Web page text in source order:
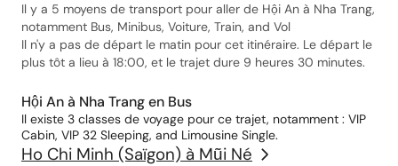
Il y a 5 moyens de transport pour aller de Hội An à Nha Trang,
notamment Bus, Minibus, Voiture, Train, and Vol
Il n'y a pas de départ le matin pour cet itinéraire. Le départ le
plus tôt a lieu à 18:00, et le trajet dure 9 heures 30 minutes.
Hội An à Nha Trang en Bus
Il existe 3 classes de voyage pour ce trajet, notamment : VIP
Cabin, VIP 32 Sleeping, and Limousine Single.
Ho Chi Minh (Saïgon) à Mũi Né